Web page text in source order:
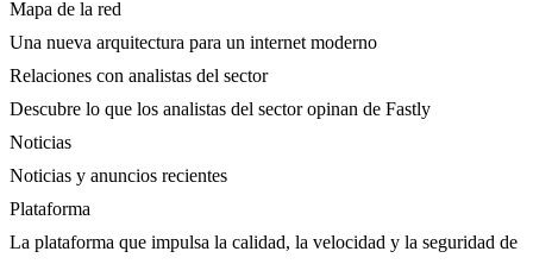
Mapa de la red
Una nueva arquitectura para un internet moderno
Relaciones con analistas del sector
Descubre lo que los analistas del sector opinan de Fastly
Noticias
Noticias y anuncios recientes
Plataforma
La plataforma que impulsa la calidad, la velocidad y la seguridad de